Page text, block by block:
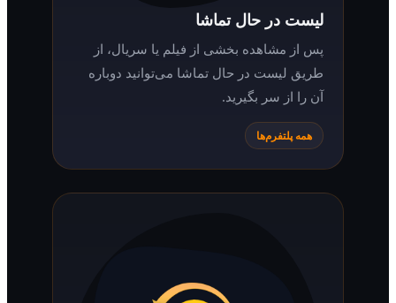
لیست در حال تماشا
پس از مشاهده بخشی از فیلم یا سریال، از
طریق لیست در حال تماشا می‌توانید دوباره
آن را از سر بگیرید.
همه پلتفرم‌ها